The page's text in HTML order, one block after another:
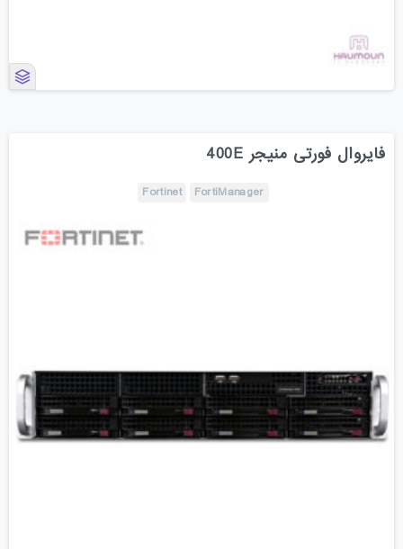
فایروال فورتی منیجر 400E
FortiManager
Fortinet